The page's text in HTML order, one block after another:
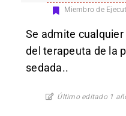
Miembro de
Se admite
del terapeuta de la
sedada..
Último editado 1